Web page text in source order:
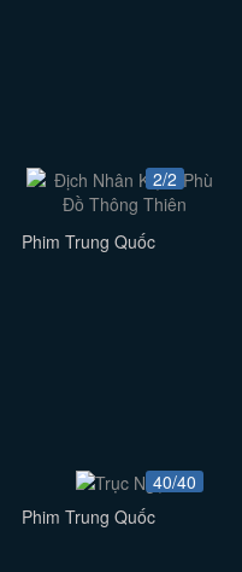
2/2
Phim Trung Quốc
40/40
Phim Trung Quốc